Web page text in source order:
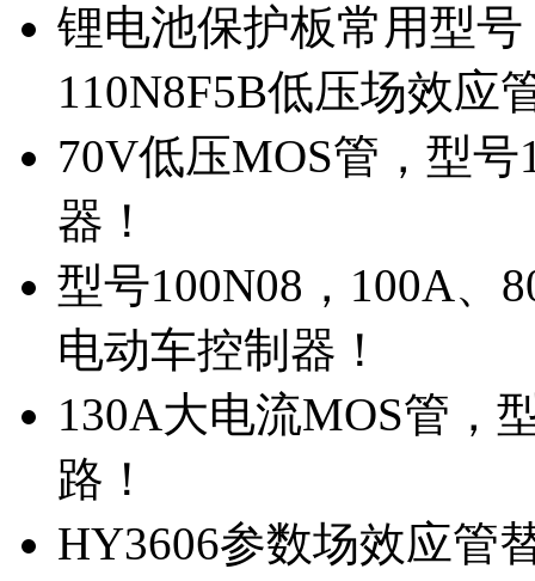
锂电池保护板常用型
110N8F5B低压场效应
70V低压MOS管，型
器！
型号100N08，100A、
电动车控制器！
130A大电流MOS管，
路！
HY3606参数场效应管